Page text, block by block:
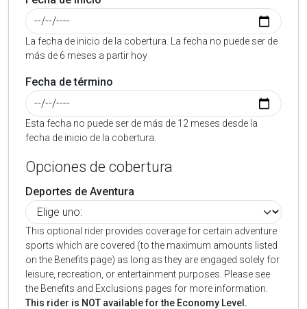
La fecha de inicio de la cobertura. La fecha no puede ser de
más de 6 meses a partir hoy
Fecha de término
Esta fecha no puede ser de más de 12 meses desde la
fecha de inicio de la cobertura.
Opciones de cobertura
Deportes de Aventura
This optional rider provides coverage for certain adventure
sports which are covered (to the maximum amounts listed
on the Benefits page) as long as they are engaged solely for
leisure, recreation, or entertainment purposes. Please see
the Benefits and Exclusions pages for more information.
This rider is NOT available for the Economy Level.